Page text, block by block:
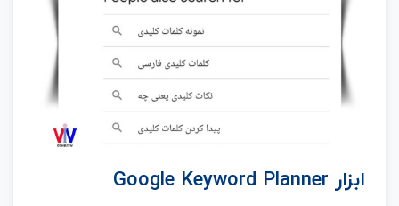
ابزار Google Keyword Planner